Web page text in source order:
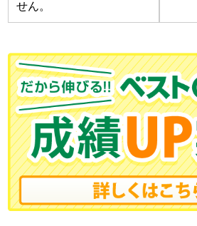
せん。